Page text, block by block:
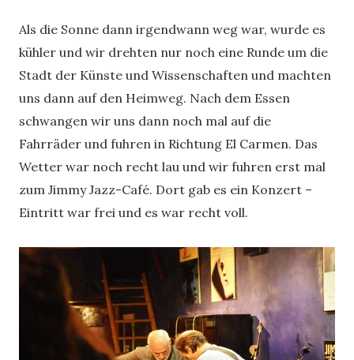
Als die Sonne dann irgendwann weg war, wurde es
kühler und wir drehten nur noch eine Runde um die
Stadt der Künste und Wissenschaften und machten
uns dann auf den Heimweg. Nach dem Essen
schwangen wir uns dann noch mal auf die
Fahrräder und fuhren in Richtung El Carmen. Das
Wetter war noch recht lau und wir fuhren erst mal
zum Jimmy Jazz-Café. Dort gab es ein Konzert –
Eintritt war frei und es war recht voll.